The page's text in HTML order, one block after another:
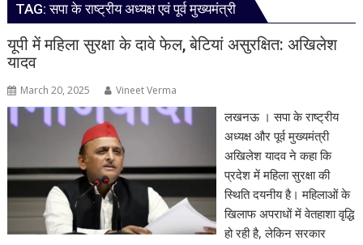
TAG:सपा के राष्ट्रीय अध्यक्ष एवं पूर्व मुख्यमंत्री
यूपी में महिला सुरक्षा के दावे फेल, बेटियां असुरक्षित: अखिलेश
यादव
March 20, 2025 Vineet Verma
लखनऊ । सपा के राष्ट्रीय
अध्यक्ष और पूर्व मुख्यमंत्री
अखिलेश यादव ने कहा कि
प्रदेश में महिला सुरक्षा की
स्थिति दयनीय है। महिलाओं के
खिलाफ अपराधों में वेतहाशा वृद्धि
हो रही है, लेकिन सरकार